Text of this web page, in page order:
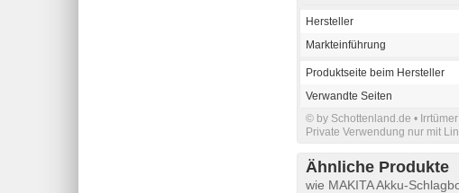
Hersteller
Markteinführung
Produktseite beim Hersteller
Verwandte Seiten
© by Schottenland.de •
Private Verwendung nur mit
Ähnliche Produkte
wie MAKITA Akku-